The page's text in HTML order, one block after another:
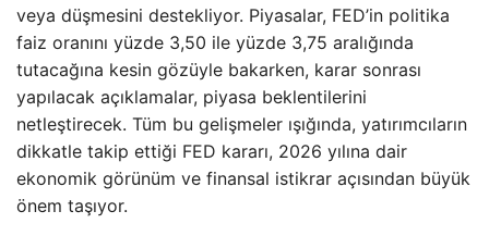
veya düşmesini destekliyor. Piyasalar, FED’in politika
faiz oranını yüzde 3,50 ile yüzde 3,75 aralığında
tutacağına kesin gözüyle bakarken, karar sonrası
yapılacak açıklamalar, piyasa beklentilerini
netleştirecek. Tüm bu gelişmeler ışığında, yatırımcıların
dikkatle takip ettiği FED kararı, 2026 yılına dair
ekonomik görünüm ve finansal istikrar açısından büyük
önem taşıyor.